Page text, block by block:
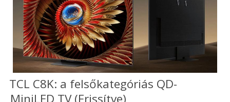
TCL C8K: a felsőkategóriás QD-
MiniLED TV (Frissítve)